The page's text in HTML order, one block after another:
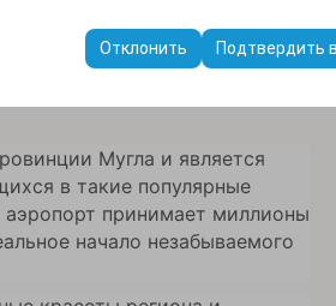
интерфейса, языковых
Отклонить Подтвердить
доступным ценам.
Мугла и является
в такие популярные
принимает миллионы
начало незабываемого